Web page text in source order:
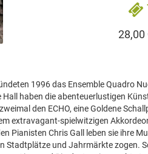
28,00
1996 das Ensemble Quadro
haben die abenteuerlustigen
den ECHO, eine Goldene
extravagant-spielwitzigen
Pianisten Chris Gall leben sie ihre
Stadtplätze und Jahrmärkte zogen.